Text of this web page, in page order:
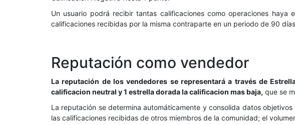
Un usuario podrá recibir tantas calificaciones como operaciones
calificaciones recibidas por la misma contraparte en un periodo de 90
Reputación como vendedor
La reputación de los vendedores se representará a través de
calificacion neutral y 1 estrella dorada la calificacion mas baja, que se
La reputación se determina automáticamente y consolida datos
las calificaciones recibidas de otros miembros de la comunidad; el